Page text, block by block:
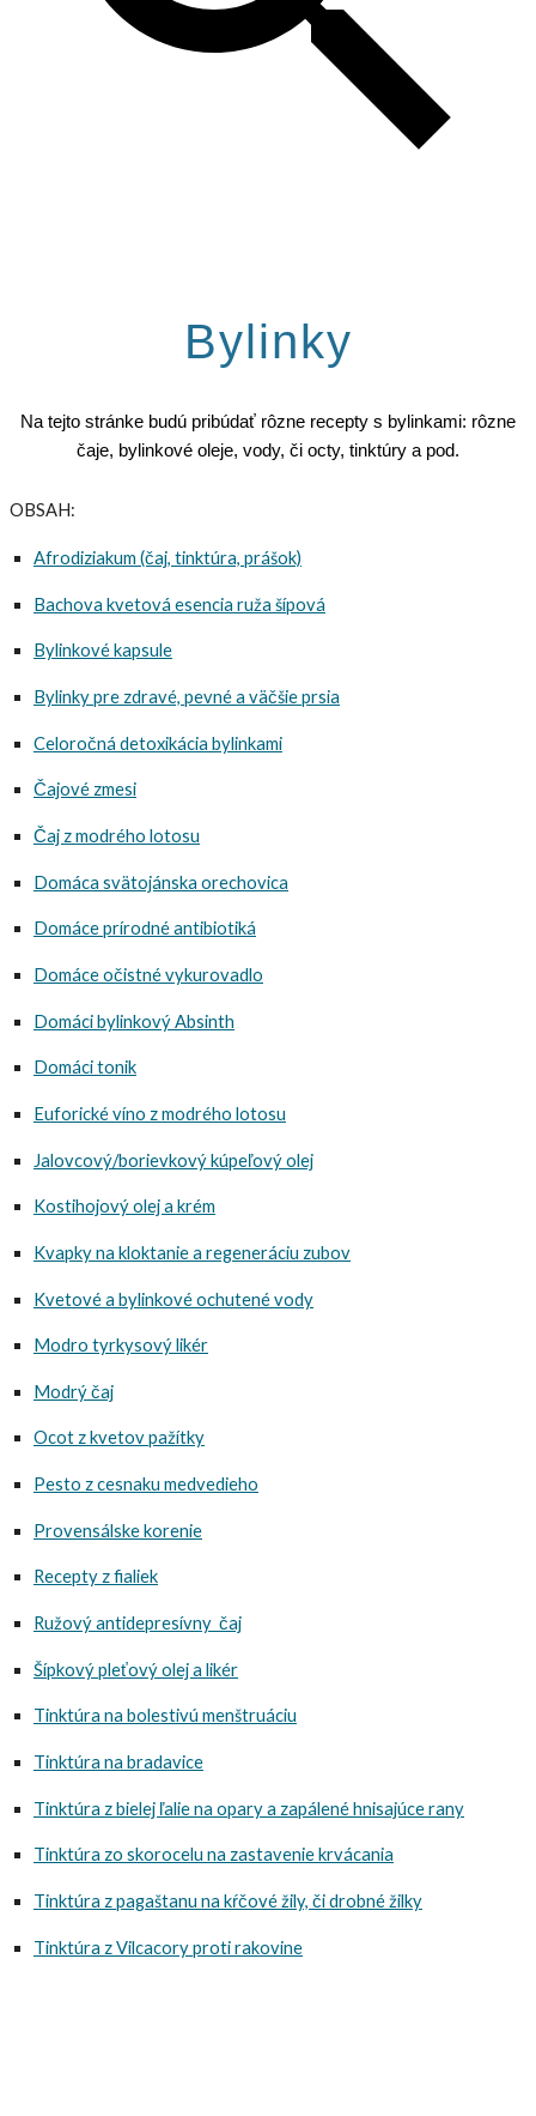
Bylinky
Na tejto stránke budú pribúdať rôzne recepty s bylinkami: rôzne
čaje, bylinkové oleje, vody, či octy, tinktúry a pod.
OBSAH:
Afrodiziakum (čaj, tinktúra, prášok)
Bachova kvetová esencia ruža šípová
Bylinkové kapsule
Bylinky pre zdravé, pevné a väčšie prsia
Celoročná detoxikácia bylinkami
Čajové zmesi
Čaj z modrého lotosu
Domáca svätojánska orechovica
Domáce prírodné antibiotiká
Domáce očistné vykurovadlo
Domáci bylinkový Absinth
Domáci tonik
Euforické víno z modrého lotosu
Jalovcový/borievkový kúpeľový olej
Kostihojový olej a krém
Kvapky na kloktanie a regeneráciu zubov
Kvetové a bylinkové ochutené vody
Modro tyrkysový likér
Modrý čaj
Ocot z kvetov pažítky
Pesto z cesnaku medvedieho
Provensálske korenie
Recepty z fialiek
Ružový antidepresívny čaj
Šípkový pleťový olej a likér
Tinktúra na bolestivú menštruáciu
Tinktúra na bradavice
Tinktúra z bielej ľalie na opary a zapálené hnisajúce rany
Tinktúra zo skorocelu na zastavenie krvácania
Tinktúra z pagaštanu na kŕčové žily, či drobné žilky
Tinktúra z Vilcacory proti rakovine